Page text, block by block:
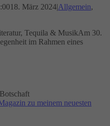
18. März 2024Allgemein,
Tequila & MusikAm 30.
im Rahmen eines
zu meinem neuesten